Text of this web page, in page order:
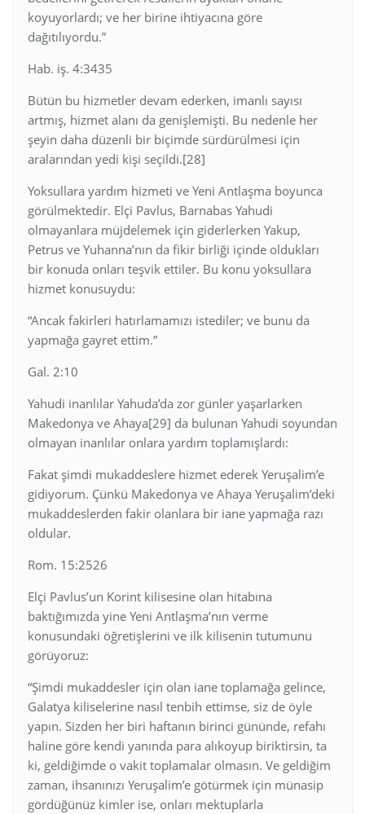
koyuyorlardı; ve her birine ihtiyacına göre
dağıtılıyordu.”
Hab. iş. 4:3435
Bütün bu hizmetler devam ederken, imanlı sayısı
artmış, hizmet alanı da genişlemişti. Bu nedenle her
şeyin daha düzenli bir biçimde sürdürülmesi için
aralarından yedi kişi seçildi.[28]
Yoksullara yardım hizmeti ve Yeni Antlaşma boyunca
görülmektedir. Elçi Pavlus, Barnabas Yahudi
olmayanlara müjdelemek için giderlerken Yakup,
Petrus ve Yuhanna’nın da fikir birliği içinde oldukları
bir konuda onları teşvik ettiler. Bu konu yoksullara
hizmet konusuydu:
“Ancak fakirleri hatırlamamızı istediler; ve bunu da
yapmağa gayret ettim.”
Gal. 2:10
Yahudi inanlılar Yahuda’da zor günler yaşarlarken
Makedonya ve Ahaya[29] da bulunan Yahudi soyundan
olmayan inanlılar onlara yardım toplamışlardı:
Fakat şimdi mukaddeslere hizmet ederek Yeruşalim’e
gidiyorum. Çünkü Makedonya ve Ahaya Yeruşalim’deki
mukaddeslerden fakir olanlara bir iane yapmağa razı
oldular.
Rom. 15:2526
Elçi Pavlus’un Korint kilisesine olan hitabına
baktığımızda yine Yeni Antlaşma’nın verme
konusundaki öğretişlerini ve ilk kilisenin tutumunu
görüyoruz:
“Şimdi mukaddesler için olan iane toplamağa gelince,
Galatya kiliselerine nasıl tenbih ettimse, siz de öyle
yapın. Sizden her biri haftanın birinci gününde, refahı
haline göre kendi yanında para alıkoyup biriktirsin, ta
ki, geldiğimde o vakit toplamalar olmasın. Ve geldiğim
zaman, ihsanınızı Yeruşalim’e götürmek için münasip
gördüğünüz kimler ise, onları mektuplarla